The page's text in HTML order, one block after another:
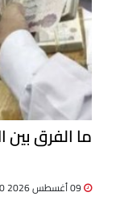
ما الفرق بين